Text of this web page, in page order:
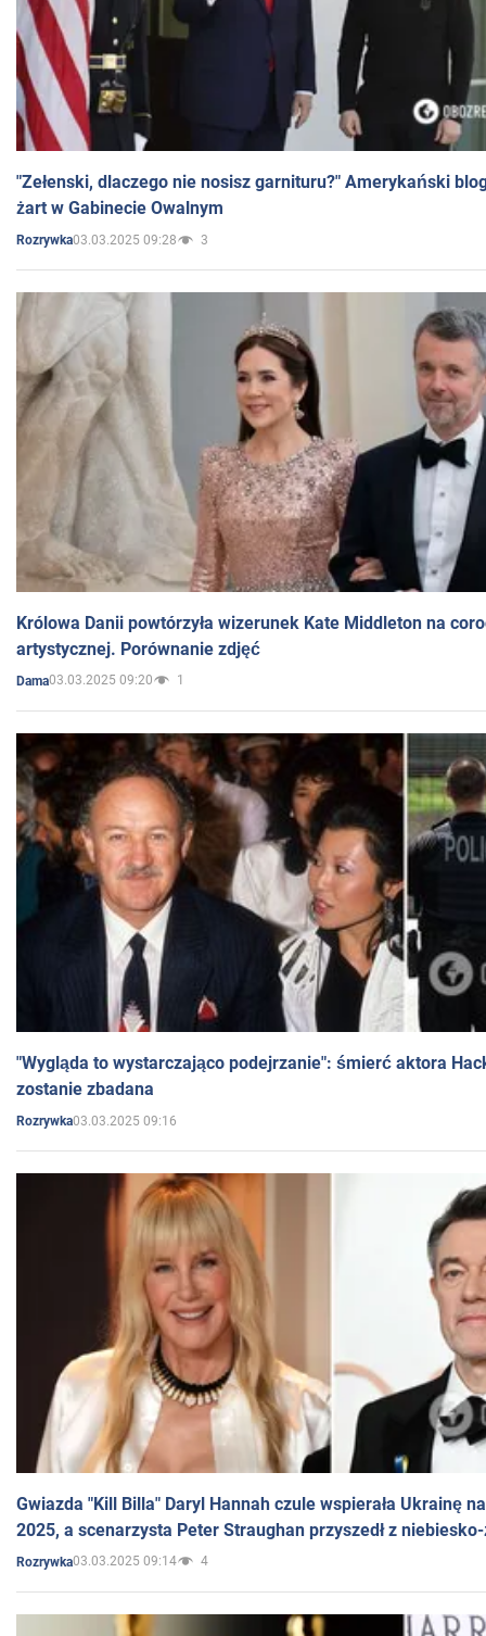
"Zełenski, dlaczego nie nosisz garnituru?" Amerykański
żart w Gabinecie Owalnym
Rozrywka03.03.2025 09:28 3
Królowa Danii powtórzyła wizerunek Kate Middleton na
artystycznej. Porównanie zdjęć
Dama03.03.2025 09:20 1
"Wygląda to wystarczająco podejrzanie": śmierć aktora
zostanie zbadana
Rozrywka03.03.2025 09:16
Gwiazda "Kill Billa" Daryl Hannah czule wspierała Ukrainę
2025, a scenarzysta Peter Straughan przyszedł z
Rozrywka03.03.2025 09:14 4